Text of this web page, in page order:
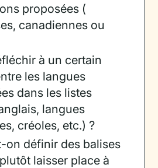
proposées (
canadiennes ou
à un certain
les langues
dans les listes
langues
créoles, etc.) ?
on définir des balises
laisser place à